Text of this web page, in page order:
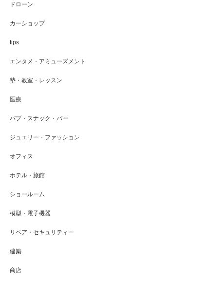
ドローン
カーショップ
tips
エンタメ・アミューズメント
塾・教室・レッスン
医療
パブ・スナック・バー
ジュエリー・ファッション
オフィス
ホテル・旅館
ショールーム
模型・電子機器
リペア・セキュリティー
建築
商店